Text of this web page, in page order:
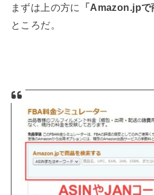
まずは上の方に 「Amazon.jpで
ところだ。